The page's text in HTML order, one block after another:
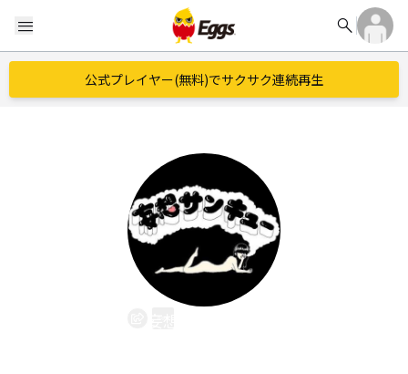
menu search
公式プレイヤー(無料)でサクサク連続再生